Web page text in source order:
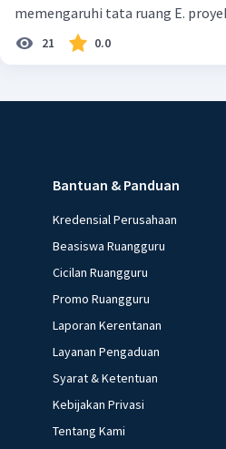
memengaruhi tata ruang E.
21 0.0
Bantuan & Panduan
Kredensial Perusahaan
Beasiswa Ruangguru
Cicilan Ruangguru
Promo Ruangguru
Laporan Kerentanan
Layanan Pengaduan
Syarat & Ketentuan
Kebijakan Privasi
Tentang Kami